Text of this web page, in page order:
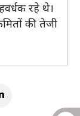
रहे थे।
की तेजी